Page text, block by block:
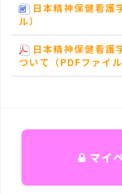
日本精神保健看護
ル）
日本精神保健看護
ついて（PDFファイル
マイ